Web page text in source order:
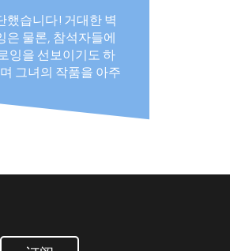
했습니다! 거대한 벽
은 물론, 참석자들에
잉을 선보이기도 하
그녀의 작품을 아주